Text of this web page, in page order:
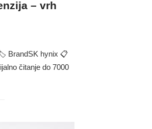
– vrh
BrandSK hynix 📋
čitanje do 7000